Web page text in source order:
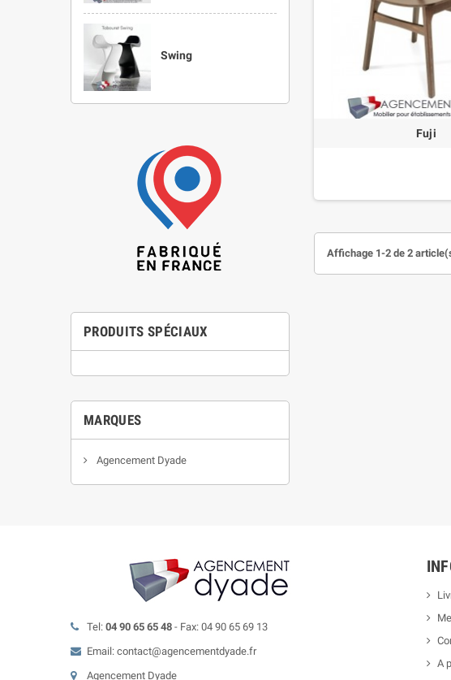
Swing
PRODUITS SPÉCIAUX
MARQUES
Agencement Dyade
Fuji
Affichage 1-2 de 2
Tel: 04 90 65 65 48 - Fax: 04 90 65 69 13
Email: contact@agencementdyade.fr
Agencement Dyade
A